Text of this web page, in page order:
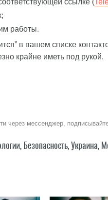
ссылке (
работы.
в вашем списке
крайне иметь под рукой.
через мессенджер,
, Безопасность,Украина,